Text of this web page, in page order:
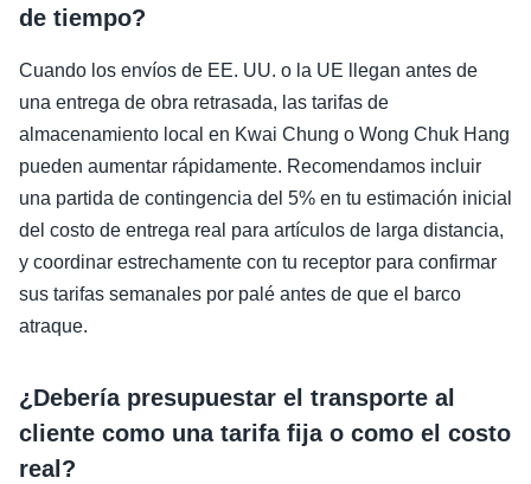
de tiempo?
Cuando los envíos de EE. UU. o la UE llegan antes de
una entrega de obra retrasada, las tarifas de
almacenamiento local en Kwai Chung o Wong Chuk Hang
pueden aumentar rápidamente. Recomendamos incluir
una partida de contingencia del 5% en tu estimación inicial
del costo de entrega real para artículos de larga distancia,
y coordinar estrechamente con tu receptor para confirmar
sus tarifas semanales por palé antes de que el barco
atraque.
¿Debería presupuestar el transporte al
cliente como una tarifa fija o como el costo
real?